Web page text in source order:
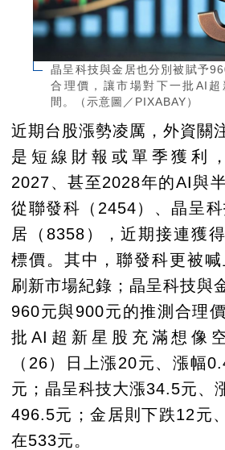
晶呈科技與金居也分別被賦予
合理價，讓市場對下一批AI
間。（示意圖／PIXABAY）
近期台股漲勢凌厲，外資關
是短線財報或單季獲利
2027、甚至2028年的AI與
從聯發科（2454）、晶呈
居（8358），近期接連獲
標價。其中，聯發科更被喊
刷新市場紀錄；晶呈科技與
960元與900元的推測合理
批AI超新星股充滿想像
（26）日上漲20元、漲幅
元；晶呈科技大漲34.5元、
496.5元；金居則下跌12元
在533元。